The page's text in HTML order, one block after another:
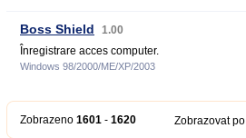
Boss Shield
1.00
Înregistrare acces computer.
Windows 98/2000/ME/XP/2003
Zobrazeno 1601 - 1620 Zobrazovat po